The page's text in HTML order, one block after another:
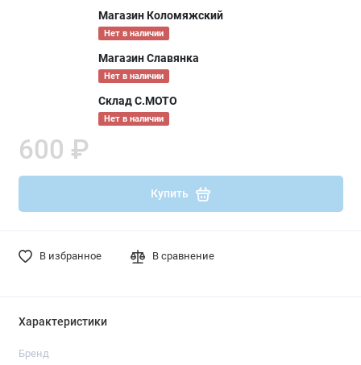
Магазин Коломяжский
Нет в наличии
Магазин Славянка
Нет в наличии
Склад С.МОТО
Нет в наличии
600 ₽
Купить
В избранное В сравнение
Характеристики
Бренд